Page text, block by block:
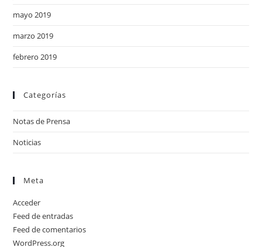
mayo 2019
marzo 2019
febrero 2019
Categorías
Notas de Prensa
Noticias
Meta
Acceder
Feed de entradas
Feed de comentarios
WordPress.org